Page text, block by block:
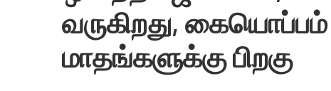
வருகிறது,
மாதங்களுக்கு பிறகு